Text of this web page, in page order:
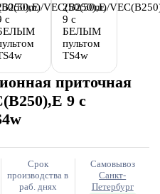
приточная
9 с
Срок
производства в
раб. днях
Самовывоз
Санкт-
Петербург